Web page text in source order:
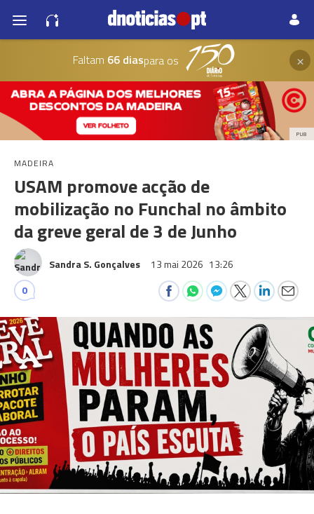
Faltam 66 diaspara os ×
PUB
MADEIRA
USAM promove acção de
mobilização no Funchal no âmbito
da greve geral de 3 de Junho
Sandra S. Gonçalves 13 mai 2026 13:26
0